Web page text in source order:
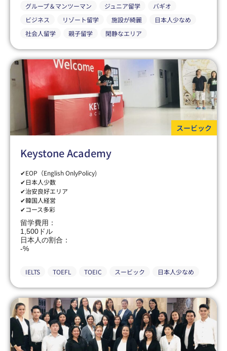
グループ＆マンツーマン
ジュニア留学
バギオ
ビジネス
リゾート留学 施設が綺麗
日本人少なめ
社会人留学
親子留学 閑静なエリア
スービック
Keystone Academy
✔EOP（English OnlyPolicy)
✔日本人少数
✔治安良好エリア
✔韓国人経営
✔コース多彩
留学費用：
1,500ドル
日本人の割合：
-%
IELTS TOEFL TOEIC スービック 日本人少なめ